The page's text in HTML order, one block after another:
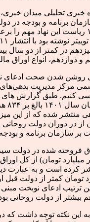
خبری تحلیلی میدان
برنامه و بودجه در
سال ۹۲ تا ۱۴۰۰ ریاست این نهاد
و دوازدهم، انواع اوراق
روشن شدن صحت ادعای
مرکز مدیریت
کنیم. طبق گزارش های
از در دوران دولت
بر سازمان برنامه و
(۳۰۰ هزار میلیارد تومان) از
کرده است و به عبارت
تومان کمتر از دولت
ترتیب ادعای نوبخت
بیشتر از دولت روحانی
این نکته توجه داشت که